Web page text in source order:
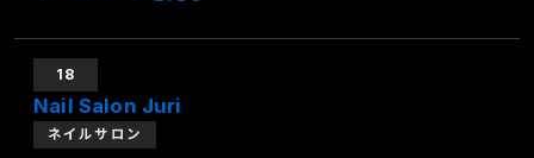
18
Nail Salon Juri
ネイルサロン